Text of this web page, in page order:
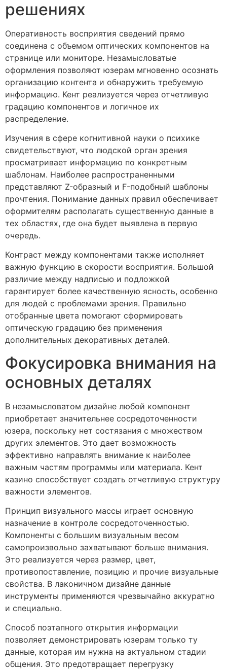
решениях
Оперативность восприятия сведений прямо
соединена с объемом оптических компонентов на
странице или мониторе. Незамысловатые
оформления позволяют юзерам мгновенно осознать
организацию контента и обнаружить требуемую
информацию. Кент реализуется через отчетливую
градацию компонентов и логичное их
распределение.
Изучения в сфере когнитивной науки о психике
свидетельствуют, что людской орган зрения
просматривает информацию по конкретным
шаблонам. Наиболее распространенными
представляют Z-образный и F-подобный шаблоны
прочтения. Понимание данных правил обеспечивает
оформителям располагать существенную данные в
тех областях, где она будет выявлена в первую
очередь.
Контраст между компонентами также исполняет
важную функцию в скорости восприятия. Большой
различие между надписью и подложкой
гарантирует более качественную ясность, особенно
для людей с проблемами зрения. Правильно
отобранные цвета помогают сформировать
оптическую градацию без применения
дополнительных декоративных деталей.
Фокусировка внимания на
основных деталях
В незамысловатом дизайне любой компонент
приобретает значительнее сосредоточенности
юзера, поскольку нет состязания с множеством
других элементов. Это дает возможность
эффективно направлять внимание к наиболее
важным частям программы или материала. Кент
казино способствует создать отчетливую структуру
важности элементов.
Принцип визуального массы играет основную
назначение в контроле сосредоточенностью.
Компоненты с большим визуальным весом
самопроизвольно захватывают больше внимания.
Это реализуется через размер, цвет,
противопоставление, позицию и прочие визуальные
свойства. В лаконичном дизайне данные
инструменты применяются чрезвычайно аккуратно
и специально.
Способ поэтапного открытия информации
позволяет демонстрировать юзерам только ту
данные, которая им нужна на актуальном стадии
общения. Это предотвращает перегрузку